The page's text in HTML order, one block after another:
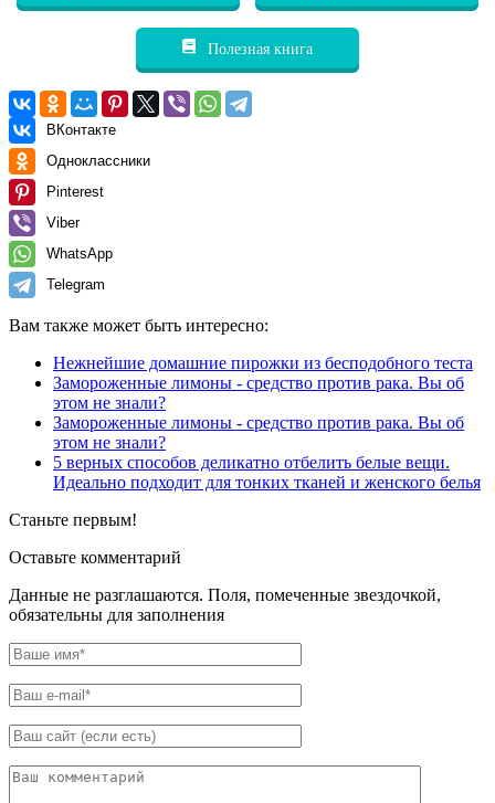
Полезная книга
ВКонтакте
Одноклассники
Pinterest
Viber
WhatsApp
Telegram
Вам также может быть интересно:
Нежнейшие домашние пирожки из бесподобного теста
Замороженные лимоны - средство против рака. Вы об
этом не знали?
Замороженные лимоны - средство против рака. Вы об
этом не знали?
5 верных способов деликатно отбелить белые вещи.
Идеально подходит для тонких тканей и женского белья
Станьте первым!
Оставьте комментарий
Данные не разглашаются. Поля, помеченные звездочкой,
обязательны для заполнения